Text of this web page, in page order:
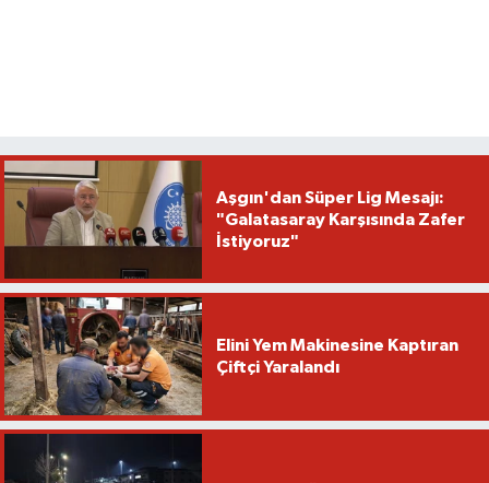
Aşgın'dan Süper Lig Mesajı:
"Galatasaray Karşısında Zafer
İstiyoruz"
Elini Yem Makinesine Kaptıran
Çiftçi Yaralandı